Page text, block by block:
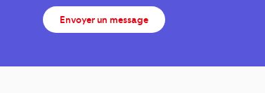
Envoyer un message